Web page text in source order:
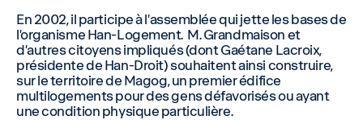
En 2002, il participe à l’assemblée qui jette les bases de
l’organisme Han-Logement. M. Grandmaison et
d’autres citoyens impliqués (dont Gaétane Lacroix,
présidente de Han-Droit) souhaitent ainsi construire,
sur le territoire de Magog, un premier édifice
multilogements pour des gens défavorisés ou ayant
une condition physique particulière.